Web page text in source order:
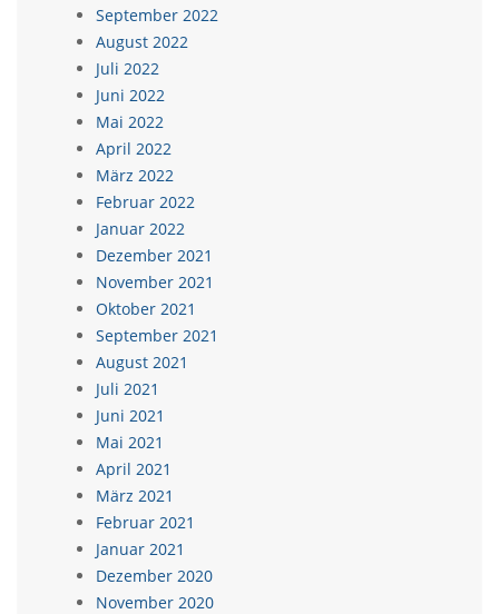
September 2022
August 2022
Juli 2022
Juni 2022
Mai 2022
April 2022
März 2022
Februar 2022
Januar 2022
Dezember 2021
November 2021
Oktober 2021
September 2021
August 2021
Juli 2021
Juni 2021
Mai 2021
April 2021
März 2021
Februar 2021
Januar 2021
Dezember 2020
November 2020